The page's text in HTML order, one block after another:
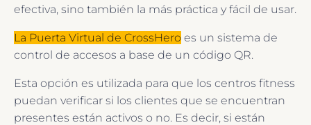
efectiva, sino también la más práctica y fácil de usar.
La Puerta Virtual de CrossHero es un sistema de
control de accesos a base de un código QR.
Esta opción es utilizada para que los centros fitness
puedan verificar si los clientes que se encuentran
presentes están activos o no. Es decir, si están